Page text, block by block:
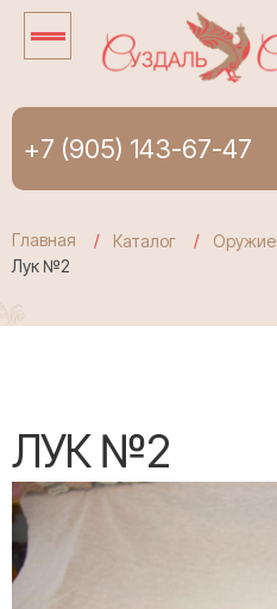
+7 (905) 143-67-47
Главная Каталог Оружие
Лук №2
ЛУК №2